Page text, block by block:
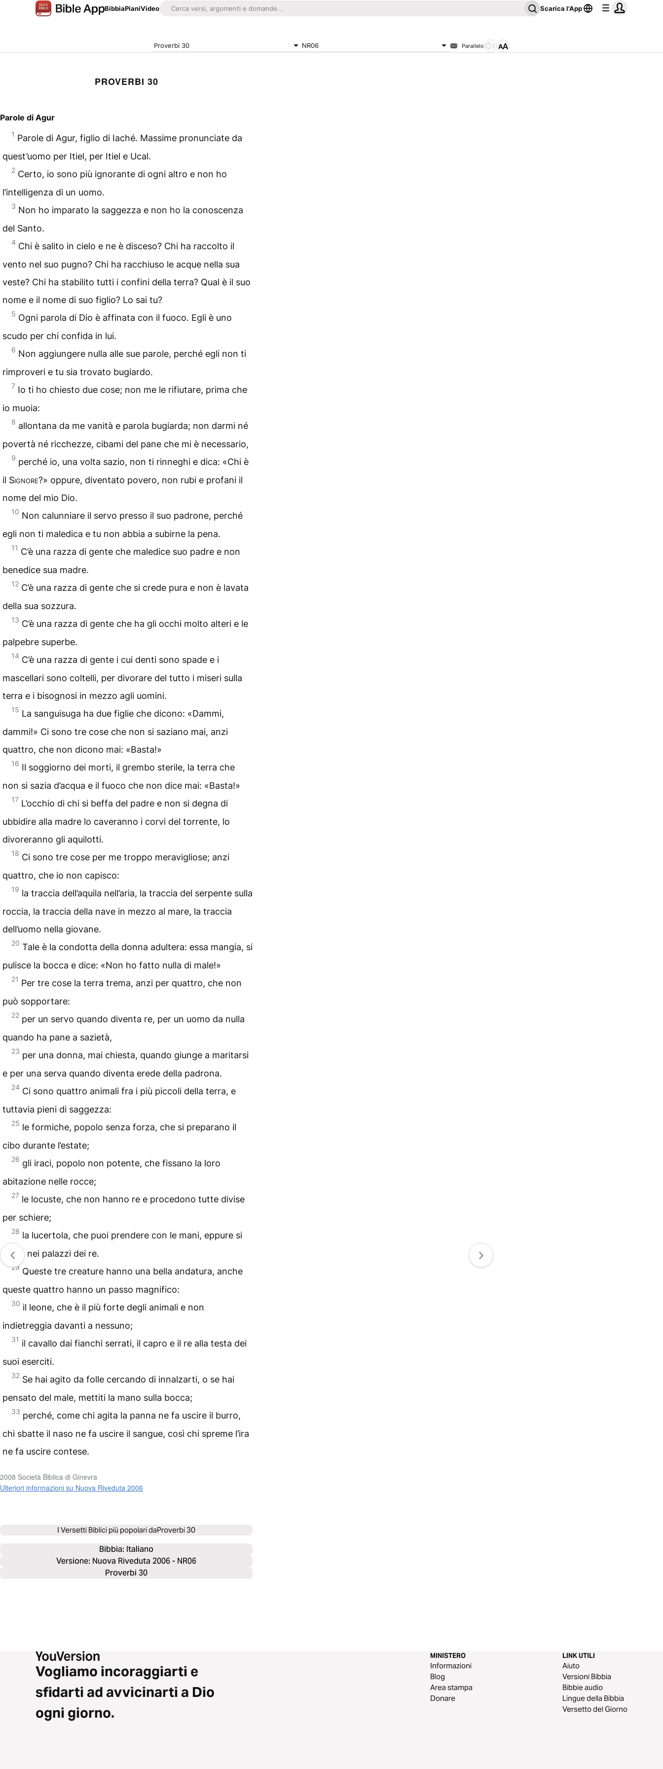
BibbiaPianiVideo Scarica l'App
Proverbi 30 NR06 Parallelo
PROVERBI 30
Parole di Agur
1 Parole di Agur, figlio di Iaché. Massime pronunciate da
quest’uomo per Itiel, per Itiel e Ucal.
2 Certo, io sono più ignorante di ogni altro e non ho
l’intelligenza di un uomo.
3 Non ho imparato la saggezza e non ho la conoscenza
del Santo.
4 Chi è salito in cielo e ne è disceso? Chi ha raccolto il
vento nel suo pugno? Chi ha racchiuso le acque nella sua
veste? Chi ha stabilito tutti i confini della terra? Qual è il suo
nome e il nome di suo figlio? Lo sai tu?
5 Ogni parola di Dio è affinata con il fuoco. Egli è uno
scudo per chi confida in lui.
6 Non aggiungere nulla alle sue parole, perché egli non ti
rimproveri e tu sia trovato bugiardo.
7 Io ti ho chiesto due cose; non me le rifiutare, prima che
io muoia:
8 allontana da me vanità e parola bugiarda; non darmi né
povertà né ricchezze, cibami del pane che mi è necessario,
9 perché io, una volta sazio, non ti rinneghi e dica: «Chi è
il Signore?» oppure, diventato povero, non rubi e profani il
nome del mio Dio.
10 Non calunniare il servo presso il suo padrone, perché
egli non ti maledica e tu non abbia a subirne la pena.
11 C’è una razza di gente che maledice suo padre e non
benedice sua madre.
12 C’è una razza di gente che si crede pura e non è lavata
della sua sozzura.
13 C’è una razza di gente che ha gli occhi molto alteri e le
palpebre superbe.
14 C’è una razza di gente i cui denti sono spade e i
mascellari sono coltelli, per divorare del tutto i miseri sulla
terra e i bisognosi in mezzo agli uomini.
15 La sanguisuga ha due figlie che dicono: «Dammi,
dammi!» Ci sono tre cose che non si saziano mai, anzi
quattro, che non dicono mai: «Basta!»
16 Il soggiorno dei morti, il grembo sterile, la terra che
non si sazia d’acqua e il fuoco che non dice mai: «Basta!»
17 L’occhio di chi si beffa del padre e non si degna di
ubbidire alla madre lo caveranno i corvi del torrente, lo
divoreranno gli aquilotti.
18 Ci sono tre cose per me troppo meravigliose; anzi
quattro, che io non capisco:
19 la traccia dell’aquila nell’aria, la traccia del serpente sulla
roccia, la traccia della nave in mezzo al mare, la traccia
dell’uomo nella giovane.
20 Tale è la condotta della donna adultera: essa mangia, si
pulisce la bocca e dice: «Non ho fatto nulla di male!»
21 Per tre cose la terra trema, anzi per quattro, che non
può sopportare:
22 per un servo quando diventa re, per un uomo da nulla
quando ha pane a sazietà,
23 per una donna, mai chiesta, quando giunge a maritarsi
e per una serva quando diventa erede della padrona.
24 Ci sono quattro animali fra i più piccoli della terra, e
tuttavia pieni di saggezza:
25 le formiche, popolo senza forza, che si preparano il
cibo durante l’estate;
26 gli iraci, popolo non potente, che fissano la loro
abitazione nelle rocce;
27 le locuste, che non hanno re e procedono tutte divise
per schiere;
28 la lucertola, che puoi prendere con le mani, eppure si
trova nei palazzi dei re.
29 Queste tre creature hanno una bella andatura, anche
queste quattro hanno un passo magnifico:
30 il leone, che è il più forte degli animali e non
indietreggia davanti a nessuno;
31 il cavallo dai fianchi serrati, il capro e il re alla testa dei
suoi eserciti.
32 Se hai agito da folle cercando di innalzarti, o se hai
pensato del male, mettiti la mano sulla bocca;
33 perché, come chi agita la panna ne fa uscire il burro,
chi sbatte il naso ne fa uscire il sangue, così chi spreme l’ira
ne fa uscire contese.
2008 Società Biblica di Ginevra
Ulteriori informazioni su Nuova Riveduta 2006
I Versetti Biblici più popolari daProverbi 30
Bibbia: Italiano
Versione: Nuova Riveduta 2006 - NR06
Proverbi 30
Vogliamo incoraggiarti e
sfidarti ad avvicinarti a Dio
ogni giorno.
MINISTERO
Informazioni
Blog
Area stampa
Donare
LINK UTILI
Aiuto
Versioni Bibbia
Bibbie audio
Lingue della Bibbia
Versetto del Giorno